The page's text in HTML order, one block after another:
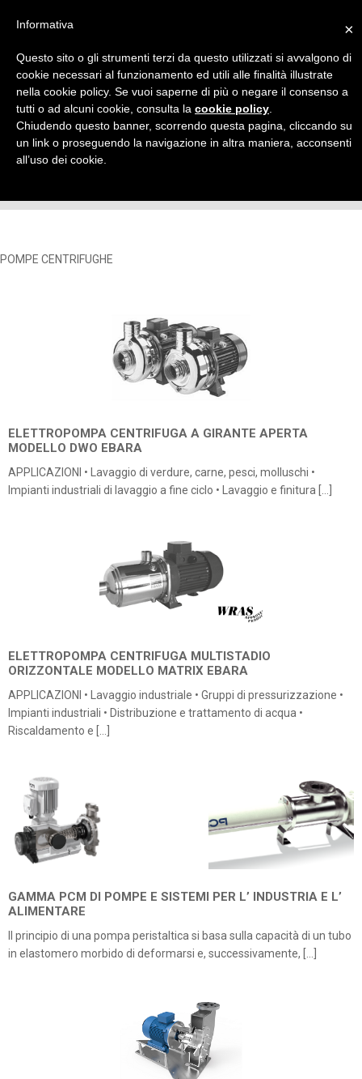
POMPE CENTRIFUGHE
POMPA CENTRIFUGA INDUSTRIALE
POMPE CENTRIFUGHE
ELETTROPOMPA CENTRIFUGA A GIRANTE APERTA
MODELLO DWO EBARA
APPLICAZIONI • Lavaggio di verdure, carne, pesci, molluschi •
Impianti industriali di lavaggio a fine ciclo • Lavaggio e finitura […]
ELETTROPOMPA CENTRIFUGA MULTISTADIO
ORIZZONTALE MODELLO MATRIX EBARA
APPLICAZIONI • Lavaggio industriale • Gruppi di pressurizzazione •
Impianti industriali • Distribuzione e trattamento di acqua •
Riscaldamento e […]
GAMMA PCM DI POMPE E SISTEMI PER L’ INDUSTRIA E L’
ALIMENTARE
Il principio di una pompa peristaltica si basa sulla capacità di un tubo
in elastomero morbido di deformarsi e, successivamente, […]
×
Informativa
Questo sito o gli strumenti terzi da questo utilizzati si avvalgono di
cookie necessari al funzionamento ed utili alle finalità illustrate
nella cookie policy. Se vuoi saperne di più o negare il consenso a
tutti o ad alcuni cookie, consulta la cookie policy
Chiudendo questo banner, scorrendo questa pagina, cliccando su
un link o proseguendo la navigazione in altra maniera, acconsenti
all’uso dei cookie.